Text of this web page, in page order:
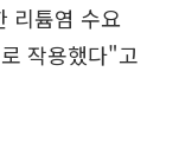
리튬염 수요
작용했다"고